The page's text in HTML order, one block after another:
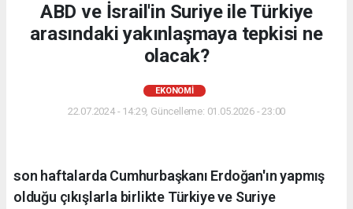
ABD ve İsrail'in Suriye ile Türkiye
arasındaki yakınlaşmaya tepkisi ne
olacak?
EKONOMI
22.07.2024 - 14:29, Güncelleme: 01.05.2026 - 23:00
son haftalarda Cumhurbaşkanı Erdoğan'ın yapmış
olduğu çıkışlarla birlikte Türkiye ve Suriye